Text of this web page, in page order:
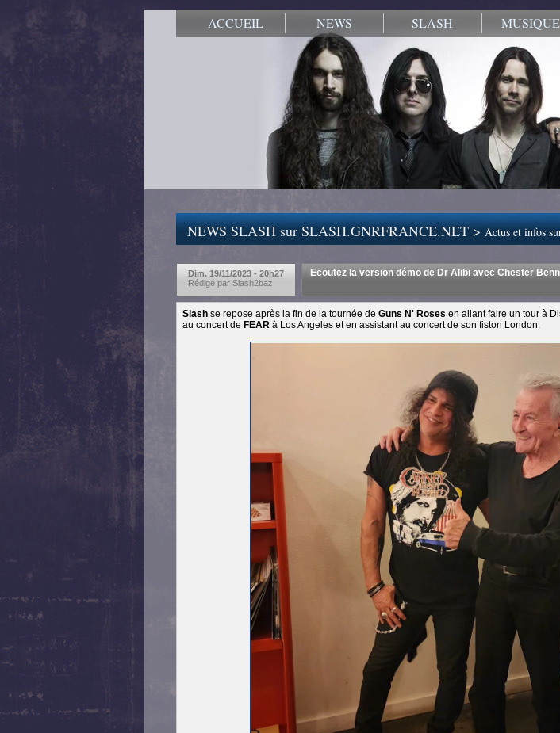
ACCUEIL NEWS SLASH MUSIQUE
NEWS SLASH sur SLASH.GNRFRANCE.NET >Actus et infos
Dim. 19/11/2023 - 20h27
Rédigé par Slash2baz
Ecoutez la version démo de Dr Alibi avec Chester
Slash se repose après la fin de la tournée de Guns N' Roses en allant faire un tour à
au concert de FEAR à Los Angeles et en assistant au concert de son fiston London.